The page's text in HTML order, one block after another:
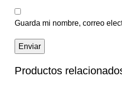
Guarda mi nombre, correo
Productos